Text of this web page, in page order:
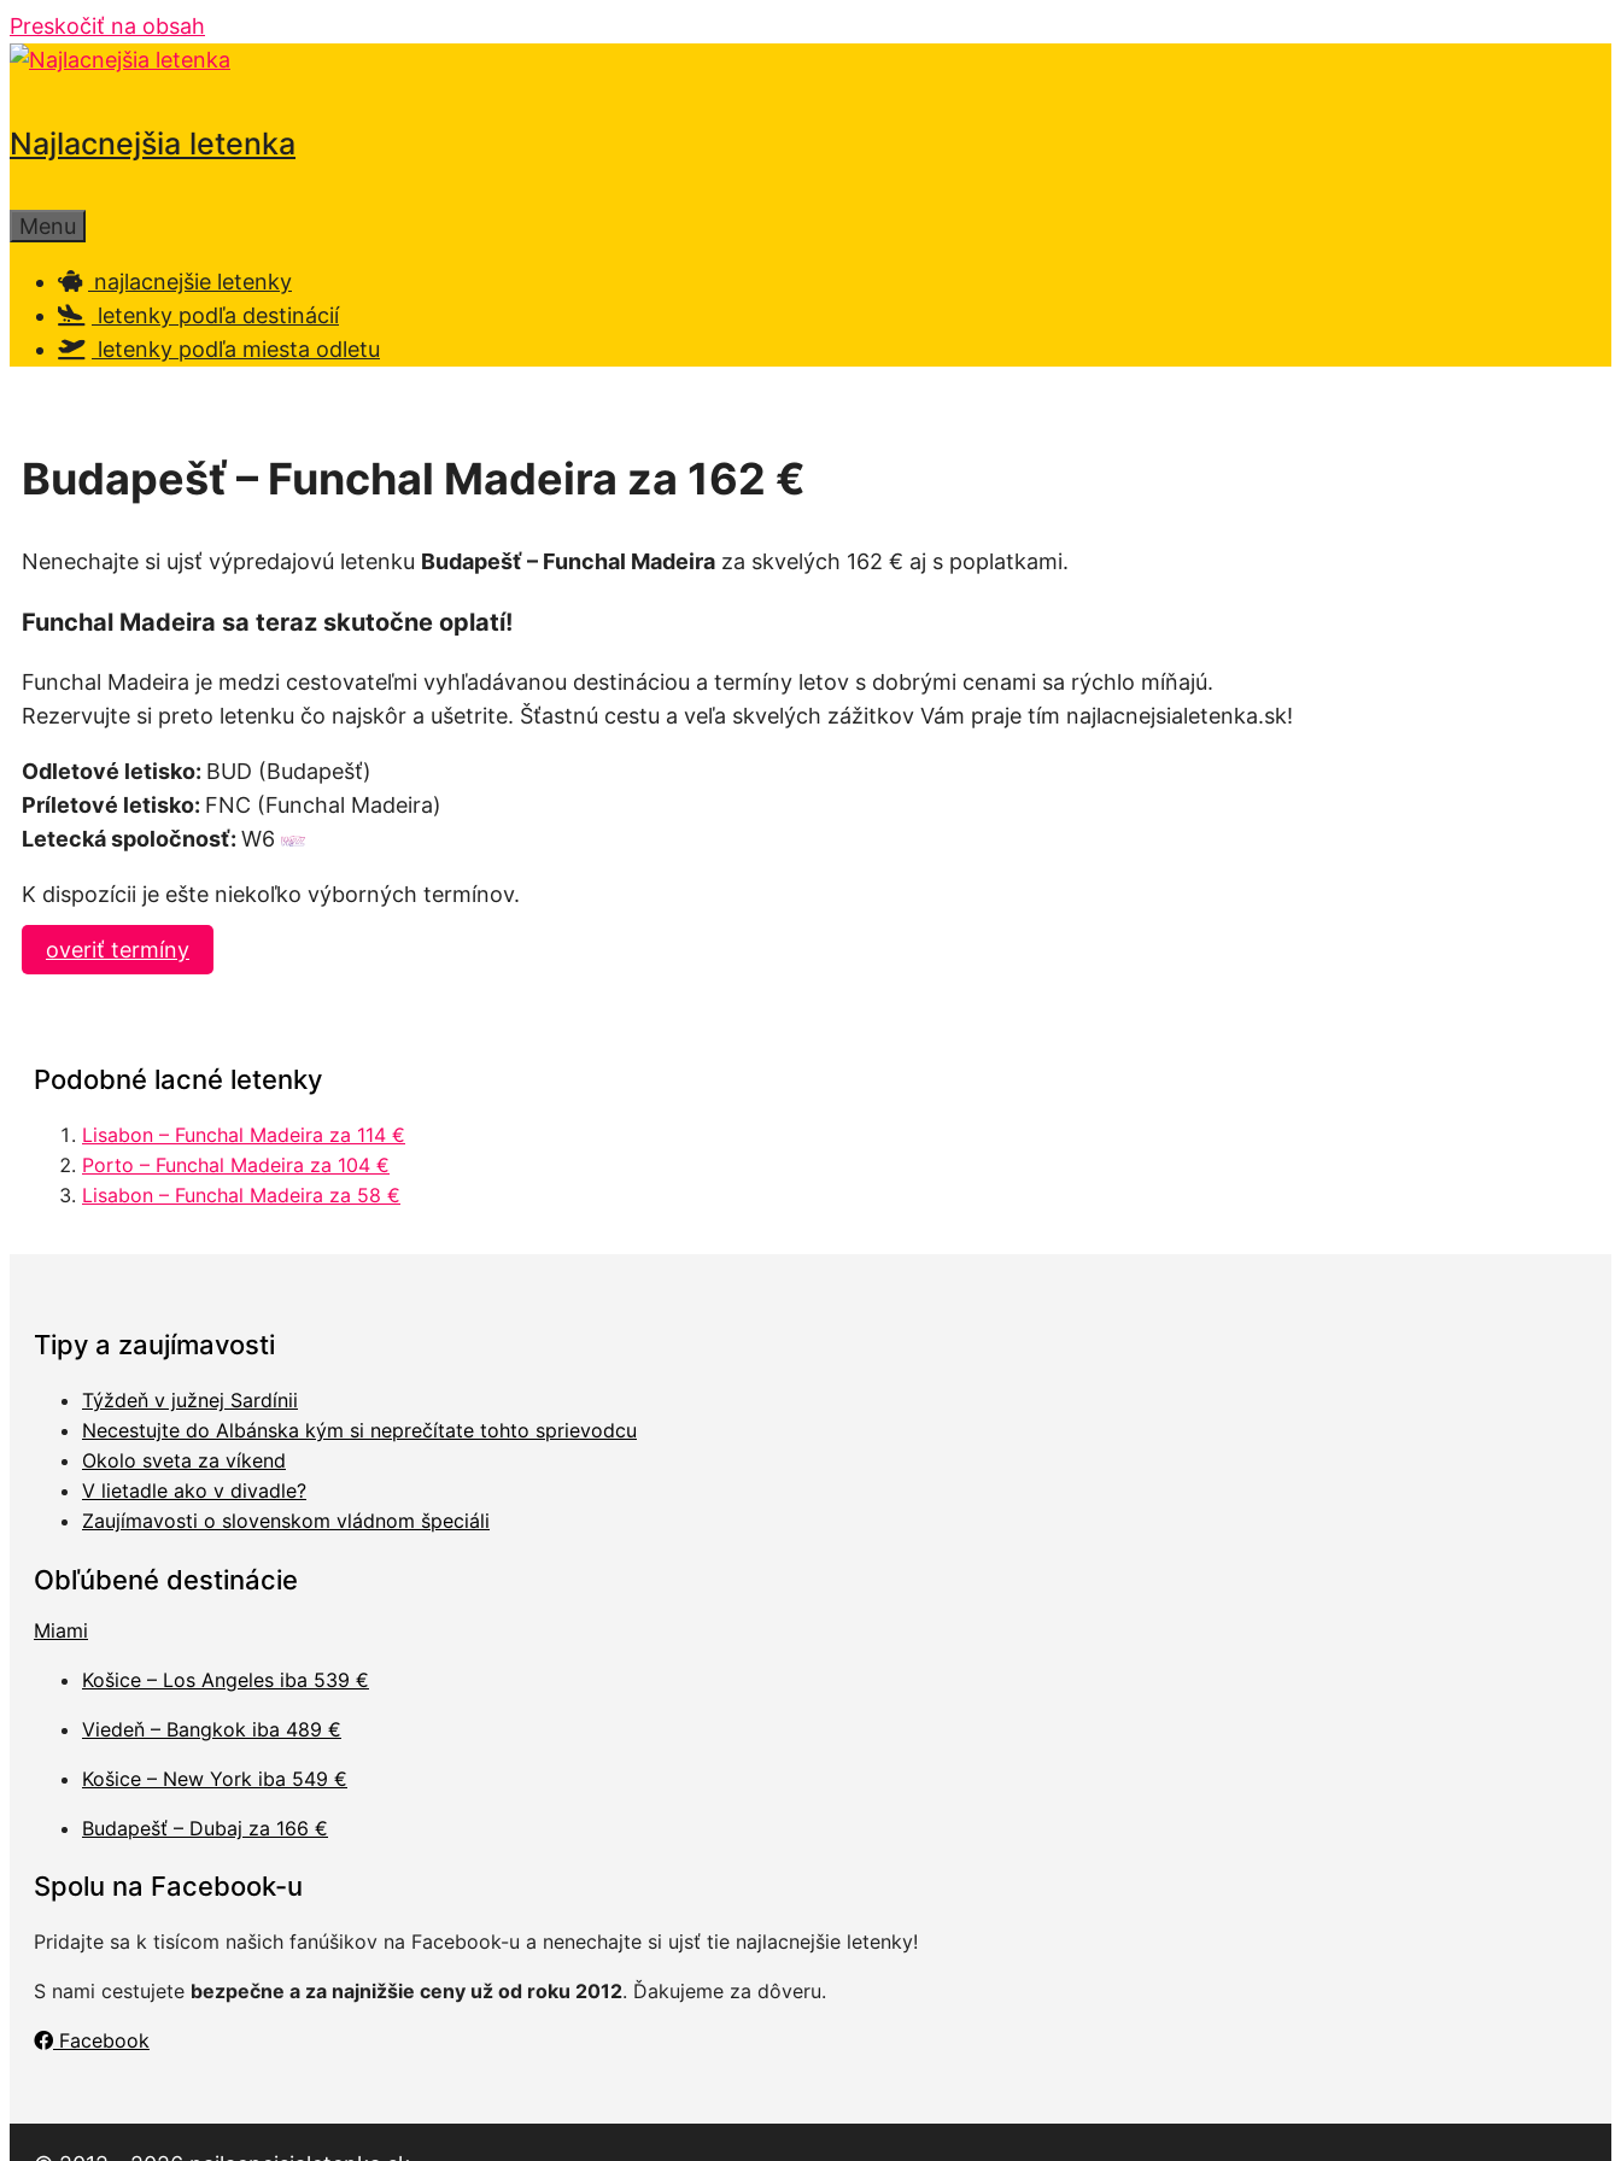
Preskočiť na obsah
Najlacnejšia letenka
Menu
najlacnejšie letenky
letenky podľa destinácií
letenky podľa miesta odletu
Budapešť – Funchal Madeira za 162 €
Nenechajte si ujsť výpredajovú letenku Budapešť – Funchal Madeira za skvelých 162 € aj s poplatkami.
Funchal Madeira sa teraz skutočne oplatí!
Funchal Madeira je medzi cestovateľmi vyhľadávanou destináciou a termíny letov s dobrými cenami sa rýchlo míňajú.
Rezervujte si preto letenku čo najskôr a ušetrite. Šťastnú cestu a veľa skvelých zážitkov Vám praje tím najlacnejsialetenka.sk!
Odletové letisko: BUD (Budapešť)
Príletové letisko: FNC (Funchal Madeira)
Letecká spoločnosť: W6
K dispozícii je ešte niekoľko výborných termínov.
overiť termíny
Podobné lacné letenky
Lisabon – Funchal Madeira za 114 €
Porto – Funchal Madeira za 104 €
Lisabon – Funchal Madeira za 58 €
Tipy a zaujímavosti
Týždeň v južnej Sardínii
Necestujte do Albánska kým si neprečítate tohto sprievodcu
Okolo sveta za víkend
V lietadle ako v divadle?
Zaujímavosti o slovenskom vládnom špeciáli
Obľúbené destinácie
Miami
Košice – Los Angeles iba 539 €
Viedeň – Bangkok iba 489 €
Košice – New York iba 549 €
Budapešť – Dubaj za 166 €
Spolu na Facebook-u
Pridajte sa k tisícom našich fanúšikov na Facebook-u a nenechajte si ujsť tie najlacnejšie letenky!
S nami cestujete bezpečne a za najnižšie ceny už od roku 2012. Ďakujeme za dôveru.
Facebook